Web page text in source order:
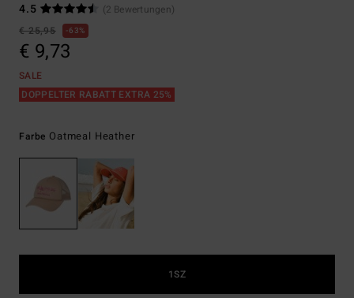
4.5
(2 Bewertungen)
€ 25,95
63%
€ 9,73
SALE
DOPPELTER RABATT EXTRA 25%
Farbe Oatmeal Heather
1SZ